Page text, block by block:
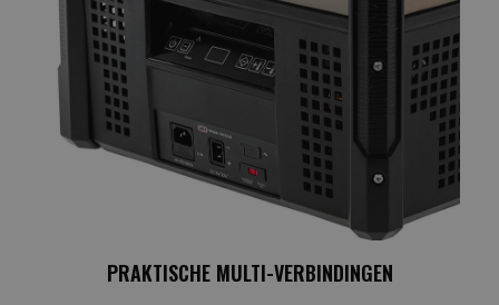
PRAKTISCHE MULTI-VERBINDINGEN